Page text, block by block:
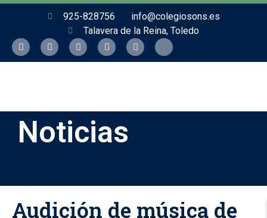
925-828756
info@colegiosons.es
Talavera de la Reina, Toledo
Noticias
Audición de música de